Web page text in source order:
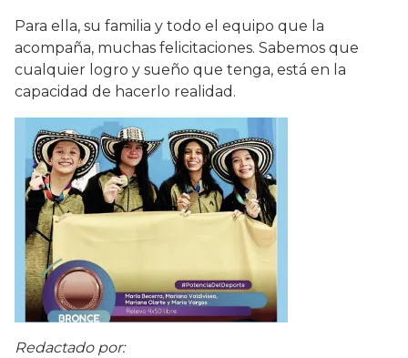
Para ella, su familia y todo el equipo que la
acompaña, muchas felicitaciones. Sabemos que
cualquier logro y sueño que tenga, está en la
capacidad de hacerlo realidad.
Redactado por: